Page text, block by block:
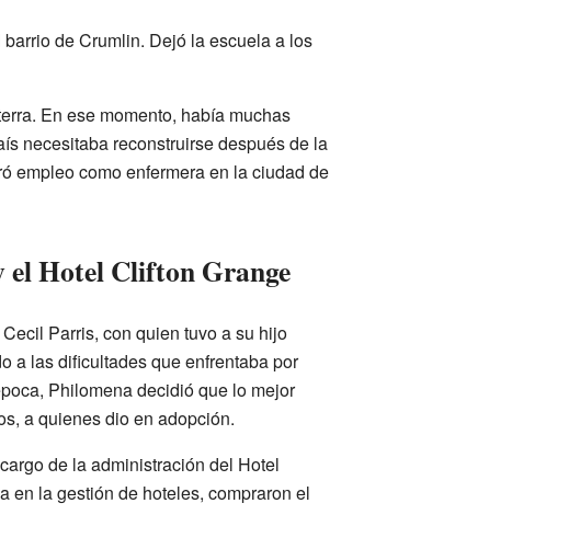
de Crumlin. Dejó la escuela a los
En ese momento, había muchas
necesitaba reconstruirse después de la
empleo como enfermera en la ciudad de
el Hotel Clifton Grange
Parris, con quien tuvo a su hijo
a las dificultades que enfrentaba por
Philomena decidió que lo mejor
a quienes dio en adopción.
de la administración del Hotel
en la gestión de hoteles, compraron el